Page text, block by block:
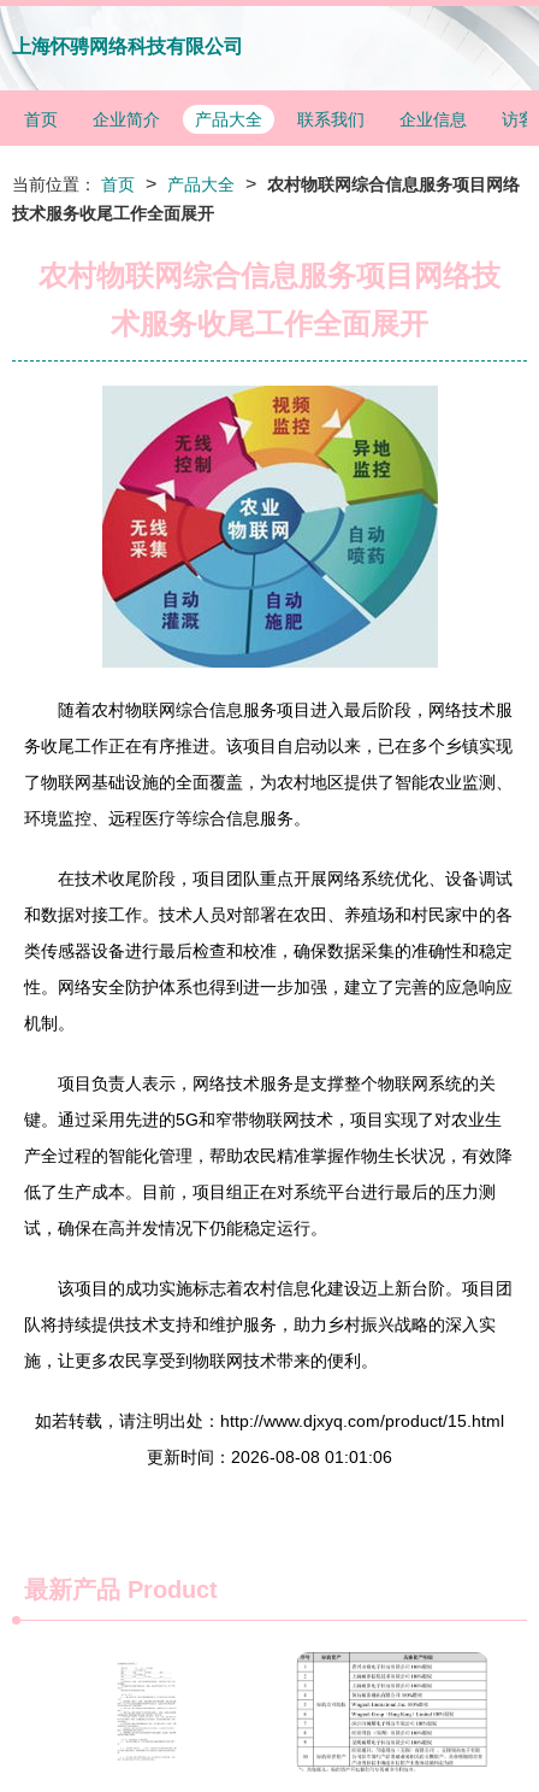
上海怀骋网络科技有限公司
首页 企业简介 产品大全 联系我们 企业信息 访客
当前位置： 首页 > 产品大全 > 农村物联网综合信息服务项目网络
技术服务收尾工作全面展开
农村物联网综合信息服务项目网络技
术服务收尾工作全面展开
随着农村物联网综合信息服务项目进入最后阶段，网络技术服
务收尾工作正在有序推进。该项目自启动以来，已在多个乡镇实现
了物联网基础设施的全面覆盖，为农村地区提供了智能农业监测、
环境监控、远程医疗等综合信息服务。
在技术收尾阶段，项目团队重点开展网络系统优化、设备调试
和数据对接工作。技术人员对部署在农田、养殖场和村民家中的各
类传感器设备进行最后检查和校准，确保数据采集的准确性和稳定
性。网络安全防护体系也得到进一步加强，建立了完善的应急响应
机制。
项目负责人表示，网络技术服务是支撑整个物联网系统的关
键。通过采用先进的5G和窄带物联网技术，项目实现了对农业生
产全过程的智能化管理，帮助农民精准掌握作物生长状况，有效降
低了生产成本。目前，项目组正在对系统平台进行最后的压力测
试，确保在高并发情况下仍能稳定运行。
该项目的成功实施标志着农村信息化建设迈上新台阶。项目团
队将持续提供技术支持和维护服务，助力乡村振兴战略的深入实
施，让更多农民享受到物联网技术带来的便利。
如若转载，请注明出处：http://www.djxyq.com/product/15.html
更新时间：2026-08-08 01:01:06
最新产品 Product